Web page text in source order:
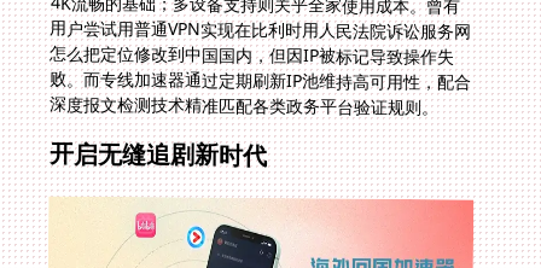
深度报文检测技术精准匹配各类政务平台验证规则。
开启无缝追剧新时代